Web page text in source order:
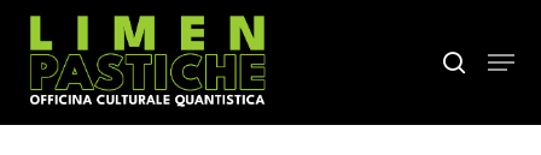
Skip
main
content
search
Menu